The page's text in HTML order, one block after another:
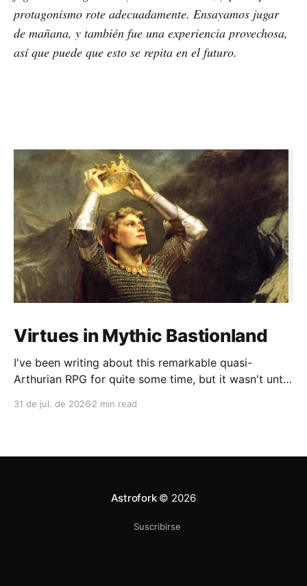
protagonismo rote adecuadamente. Ensayamos jugar
de mañana, y también fue una experiencia provechosa,
así que puede que esto se repita en el futuro.
Virtues in Mythic Bastionland
I've been writing about this remarkable quasi-
Arthurian RPG for quite some time, but it wasn't until
lasting more than four sessions (and we're still
31 de jul. de 2026 2 min read
Astrofork© 2026
Suscribirse